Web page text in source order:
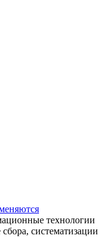
технологии
систематизации